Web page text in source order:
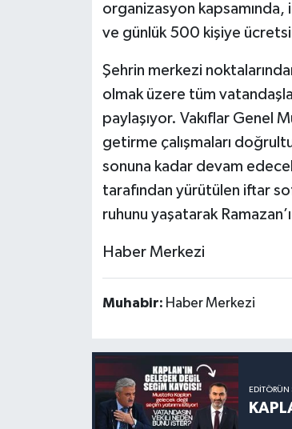
organizasyon kapsamında,
ve günlük 500 kişiye
Şehrin merkezi
olmak üzere tüm
paylaşıyor. Vakıflar Genel
getirme çalışmaları
sonuna kadar devam
tarafından yürütülen iftar
ruhunu yaşatarak
Haber Merkezi
Muhabir: Haber Merkezi
EDITÖRÜN